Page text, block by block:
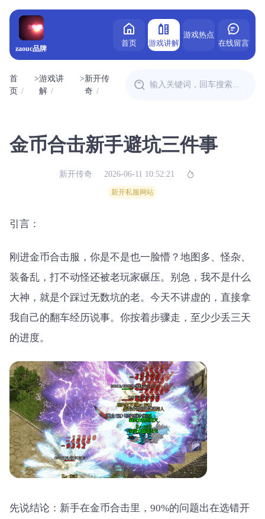
zaouc品牌
首页 游戏讲解
游戏热点
在线留言
首
页
>游戏讲
解
>新开传
奇
金币合击新手避坑三件事
新开传奇 2026-06-11 10:52:21
新开私服网站
引言：
刚进金币合击服，你是不是也一脸懵？地图多、怪杂、
装备乱，打不动怪还被老玩家碾压。别急，我不是什么
大神，就是个踩过无数坑的老。今天不讲虚的，直接拿
我自己的翻车经历说事。你按着步骤走，至少少丢三天
的进度。
先说结论：新手在金币合击里，90%的问题出在选错开